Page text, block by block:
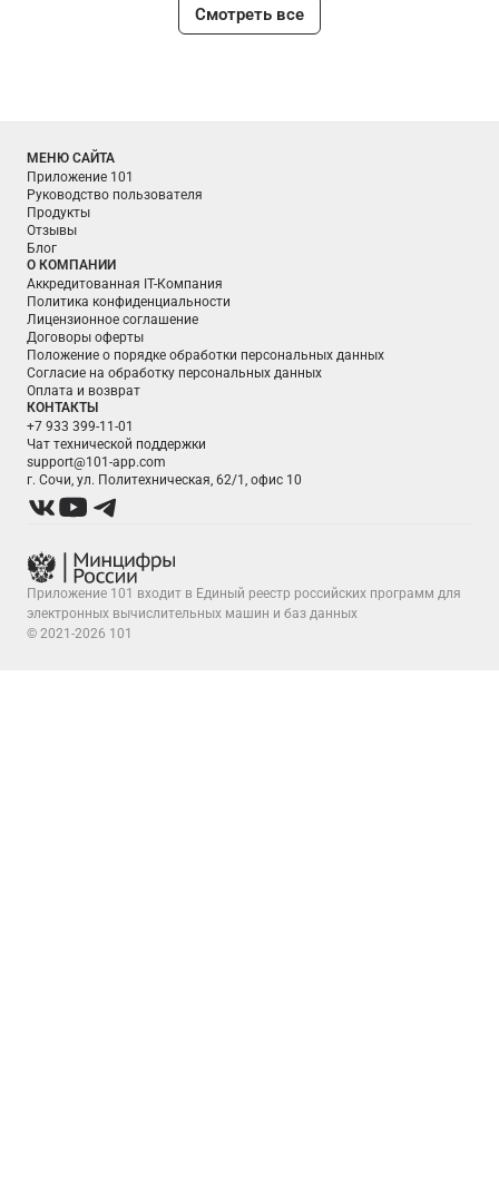
Смотреть все
МЕНЮ САЙТА
Приложение 101
Руководство пользователя
Продукты
Отзывы
Блог
О КОМПАНИИ
Аккредитованная IT-Компания
Политика конфиденциальности
Лицензионное соглашение
Договоры оферты
Положение о порядке обработки персональных данных
Согласие на обработку персональных данных
Оплата и возврат
КОНТАКТЫ
+7 933 399-11-01
Чат технической поддержки
support@101-app.com
г. Сочи, ул. Политехническая, 62/1, офис 10
Приложение 101 входит в Единый реестр российских программ для
электронных вычислительных машин и баз данных
© 2021-2026 101